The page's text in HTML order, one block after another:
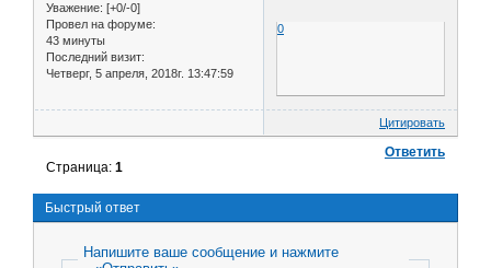
Уважение: [+0/-0]
Провел на форуме:
43 минуты
Последний визит:
Четверг, 5 апреля, 2018г. 13:47:59
0
Цитировать
Ответить
Страница:1
Быстрый ответ
Напишите ваше сообщение и нажмите